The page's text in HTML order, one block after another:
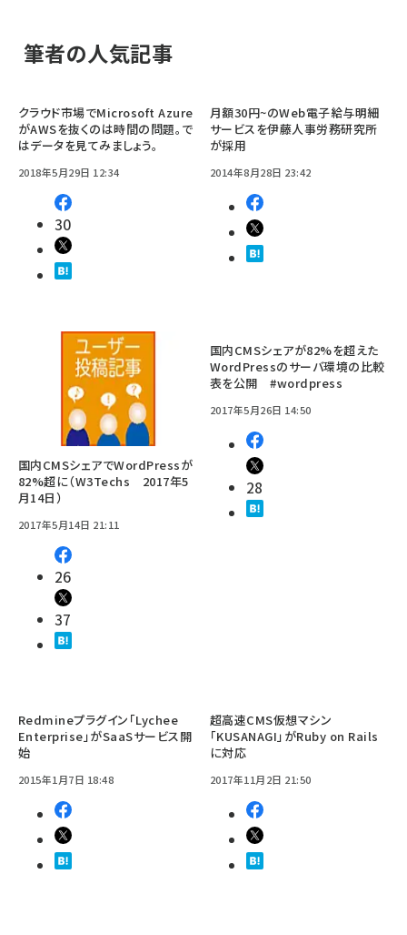
筆者の人気記事
クラウド市場でMicrosoft Azure
がAWSを抜くのは時間の問題。で
はデータを見てみましょう。
2018年5月29日 12:34
30
月額30円~のWeb電子給与明細
サービスを伊藤人事労務研究所
が採用
2014年8月28日 23:42
国内CMSシェアでWordPressが
82%超に（W3Techs 2017年5
月14日）
2017年5月14日 21:11
26
37
国内CMSシェアが82%を超えた
WordPressのサーバ環境の比較
表を公開 #wordpress
2017年5月26日 14:50
28
Redmineプラグイン「Lychee
Enterprise」がSaaSサービス開
始
2015年1月7日 18:48
超高速CMS仮想マシン
「KUSANAGI」がRuby on Rails
に対応
2017年11月2日 21:50